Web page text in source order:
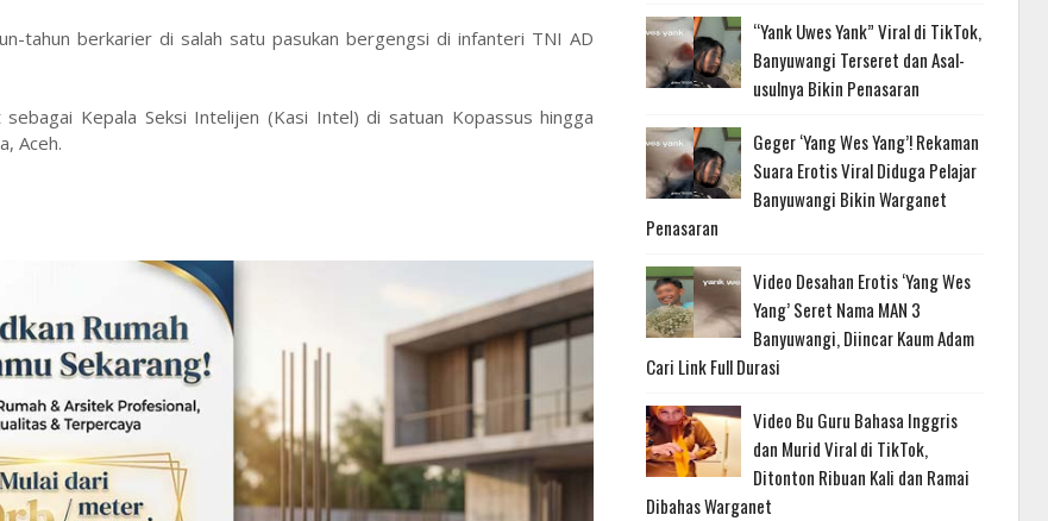
tahun berkarier di salah satu pasukan bergengsi di infanteri TNI AD
Kepala Seksi Intelijen (Kasi Intel) di satuan Kopassus hingga
Aceh.
“Yank Uwes Yank” Viral di TikTok,
Banyuwangi Terseret dan Asal-
usulnya Bikin Penasaran
Geger ‘Yang Wes Yang’! Rekaman
Suara Erotis Viral Diduga Pelajar
Banyuwangi Bikin Warganet
Penasaran
Video Desahan Erotis ‘Yang Wes
Yang’ Seret Nama MAN 3
Banyuwangi, Diincar Kaum Adam
Cari Link Full Durasi
Video Bu Guru Bahasa Inggris
dan Murid Viral di TikTok,
Ditonton Ribuan Kali dan Ramai
Dibahas Warganet